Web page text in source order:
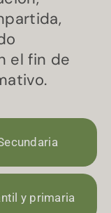
el fin de
y primaria